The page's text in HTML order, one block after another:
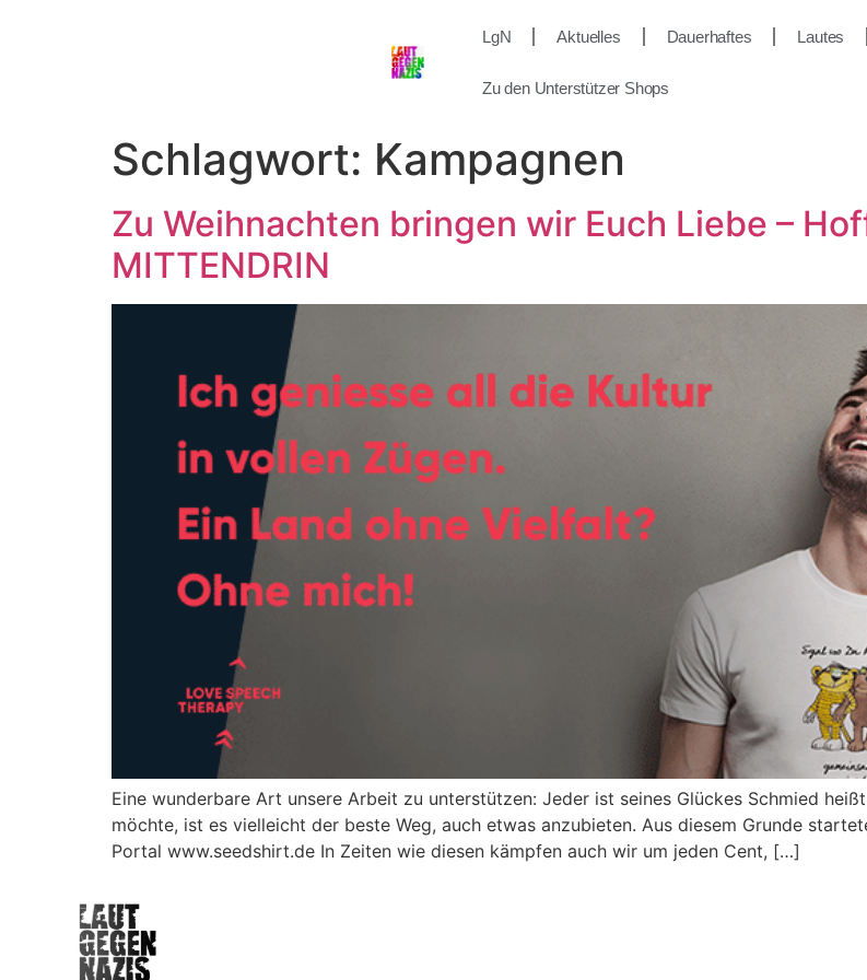
LgN Aktuelles Dauerhaftes Lautes
Zu den Unterstützer Shops
Schlagwort: Kampagnen
Zu Weihnachten bringen wir Euch Liebe –
MITTENDRIN
Eine wunderbare Art unsere Arbeit zu unterstützen: Jeder ist seines Glückes Schmied
möchte, ist es vielleicht der beste Weg, auch etwas anzubieten. Aus diesem Grunde
Portal www.seedshirt.de In Zeiten wie diesen kämpfen auch wir um jeden Cent, […]